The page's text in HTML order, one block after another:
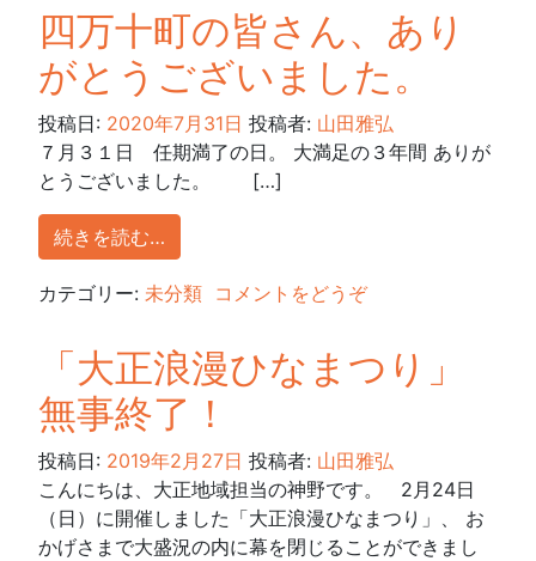
四万十町の皆さん、あり
がとうございました。
投稿日: 2020年7月31日 投稿者: 山田雅弘
７月３１日 任期満了の日。 大満足の３年間 ありが
とうございました。 […]
続きを読む…
カテゴリー: 未分類 コメントをどうぞ
「大正浪漫ひなまつり」
無事終了！
投稿日: 2019年2月27日 投稿者: 山田雅弘
こんにちは、大正地域担当の神野です。 2月24日
（日）に開催しました「大正浪漫ひなまつり」、 お
かげさまで大盛況の内に幕を閉じることができまし